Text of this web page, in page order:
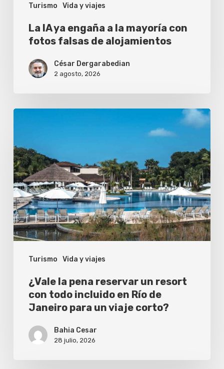
Turismo Vida y viajes
falsas
alojamientos
La IA ya engaña a la mayoría con
fotos falsas de alojamientos
César Dergarabedian
2 agosto, 2026
Turismo Vida y viajes
pena
reservar
un
resort
con
todo
incluido
Janeiro
¿Vale la pena reservar un resort
con todo incluido en Río de
Janeiro para un viaje corto?
Bahia Cesar
28 julio, 2026